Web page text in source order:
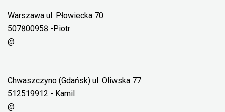
Warszawa ul. Płowiecka 70
507800958 -Piotr
@
Chwaszczyno (Gdańsk) ul. Oliwska 77
512519912 - Kamil
@